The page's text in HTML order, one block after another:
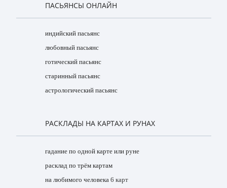
ПАСЬЯНСЫ ОНЛАЙН
индийский пасьянс
любовный пасьянс
готический пасьянс
старинный пасьянс
астрологический пасьянс
РАСКЛАДЫ НА КАРТАХ И РУНАХ
гадание по одной карте или руне
расклад по трём картам
на любимого человека 6 карт